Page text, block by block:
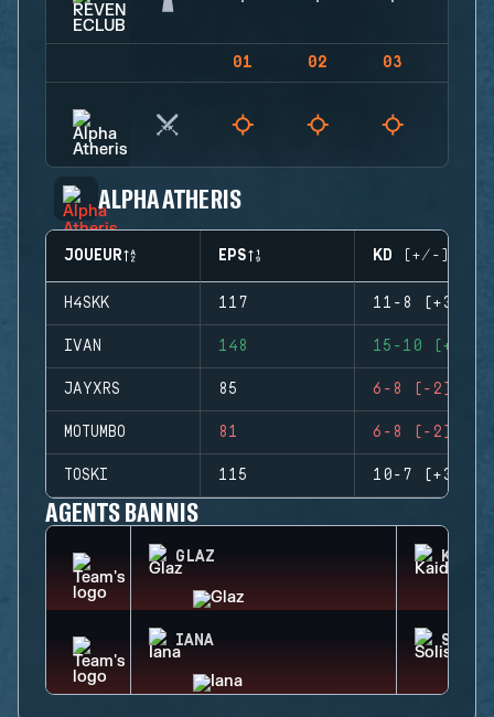
01 02 03
ALPHA ATHERIS
JOUEUR EPS KD (+/-)
H4SKK 117 11-8 (+3)
IVAN 148 15-10 (+5)
JAYXRS 85 6-8 (-2)
MOTUMBO 81 6-8 (-2)
TOSKI 115 10-7 (+3)
AGENTS BANNIS
GLAZ KAID
IANA SOLIS